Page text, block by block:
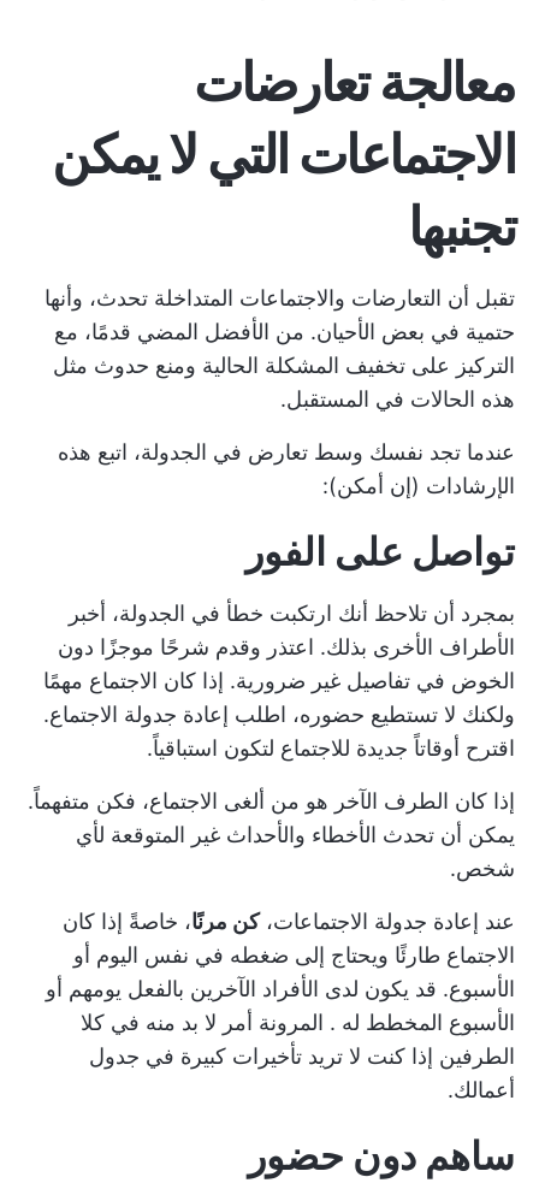
معالجة تعارضات
الاجتماعات التي لا يمكن
تجنبها
تقبل أن التعارضات والاجتماعات المتداخلة تحدث، وأنها
حتمية في بعض الأحيان. من الأفضل المضي قدمًا، مع
التركيز على تخفيف المشكلة الحالية ومنع حدوث مثل
هذه الحالات في المستقبل.
عندما تجد نفسك وسط تعارض في الجدولة، اتبع هذه
الإرشادات (إن أمكن):
تواصل على الفور
بمجرد أن تلاحظ أنك ارتكبت خطأ في الجدولة، أخبر
الأطراف الأخرى بذلك. اعتذر وقدم شرحًا موجزًا دون
الخوض في تفاصيل غير ضرورية. إذا كان الاجتماع مهمًا
ولكنك لا تستطيع حضوره، اطلب إعادة جدولة الاجتماع.
اقترح أوقاتاً جديدة للاجتماع لتكون استباقياً.
إذا كان الطرف الآخر هو من ألغى الاجتماع، فكن متفهماً.
يمكن أن تحدث الأخطاء والأحداث غير المتوقعة لأي
شخص.
عند إعادة جدولة الاجتماعات،كن مرنًا، خاصةً إذا كان
الاجتماع طارئًا ويحتاج إلى ضغطه في نفس اليوم أو
الأسبوع. قد يكون لدى الأفراد الآخرين بالفعل يومهم أو
الأسبوع المخطط له . المرونة أمر لا بد منه في كلا
الطرفين إذا كنت لا تريد تأخيرات كبيرة في جدول
أعمالك.
ساهم دون حضور